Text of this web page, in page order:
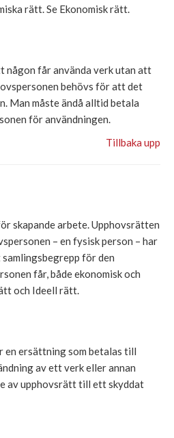
rätt. Se Ekonomisk rätt.
någon får använda verk utan att
behövs för att det
Man måste ändå alltid betala
för användningen.
Tillbaka upp
skapande arbete. Upphovsrätten
– en fysisk person – har
för den
får, både ekonomisk och
och Ideell rätt.
en ersättning som betalas till
av ett verkeller annan
av upphovsrätt till ett skyddat